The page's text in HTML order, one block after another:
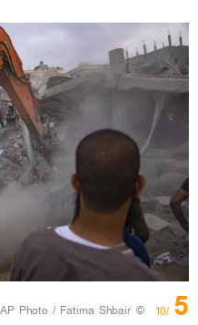
5
/10
© AP Photo / Fatima Shbair